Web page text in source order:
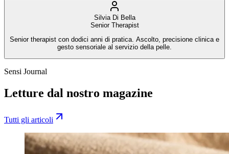
Silvia Di Bella
Senior Therapist
Senior therapist con dodici anni di pratica. Ascolto, precisione clinica e
gesto sensoriale al servizio della pelle.
Sensi Journal
Letture dal nostro magazine
Tutti gli articoli